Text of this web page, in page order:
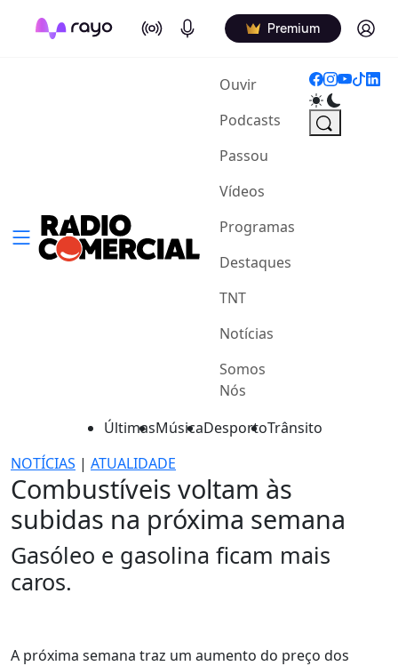
On Air Podcasts Premium Log in
Ouvir(current)
Podcasts
Passou
Vídeos
Programas
Destaques
TNT
Notícias
Somos
Nós
ÚltimasMúsicaDesportoTrânsito
NOTÍCIAS | ATUALIDADE
Combustíveis voltam às
subidas na próxima semana
Gasóleo e gasolina ficam mais
caros.
A próxima semana traz um aumento do preço dos